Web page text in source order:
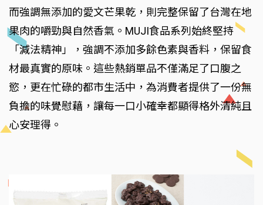
而強調無添加的愛文芒果乾，則完整保留了台灣在地
果肉的嚼勁與自然香氣。MUJI食品系列始終堅持
「減法精神」，強調不添加多餘色素與香料，保留食
材最真實的原味。這些熱銷單品不僅滿足了口腹之
慾，更在忙碌的都市生活中，為消費者提供了一份無
負擔的味覺慰藉，讓每一口小確幸都顯得格外清純且
心安理得。